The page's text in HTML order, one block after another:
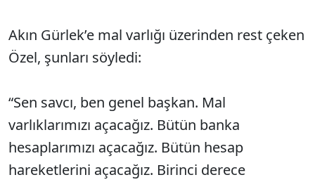
Akın Gürlek’e mal varlığı üzerinden rest çeken
Özel, şunları söyledi:
“Sen savcı, ben genel başkan. Mal
varlıklarımızı açacağız. Bütün banka
hesaplarımızı açacağız. Bütün hesap
hareketlerini açacağız. Birinci derece